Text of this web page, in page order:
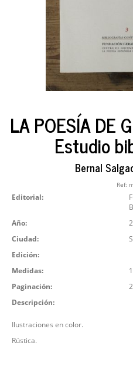
LA POESÍA DE
Estudio
Bernal
Ref:
Editorial:
Año:
Ciudad:
Edición:
Medidas:
Paginación:
Descripción:
Ilustraciones en color.
Rústica.